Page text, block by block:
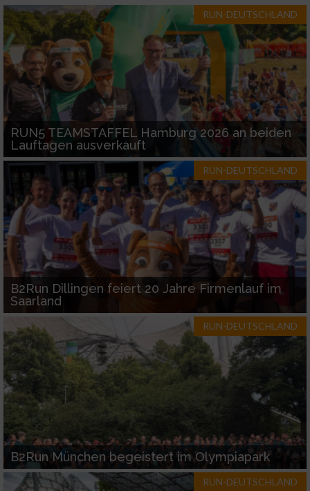
RUN-DEUTSCHLAND
RUN5 TEAMSTAFFEL Hamburg 2026 an beiden
Lauftagen ausverkauft
RUN-DEUTSCHLAND
B2Run Dillingen feiert 20 Jahre Firmenlauf im
Saarland
RUN-DEUTSCHLAND
B2Run München begeistert im Olympiapark
RUN-DEUTSCHLAND
Notwendig
Performance
Funktional
Werbung